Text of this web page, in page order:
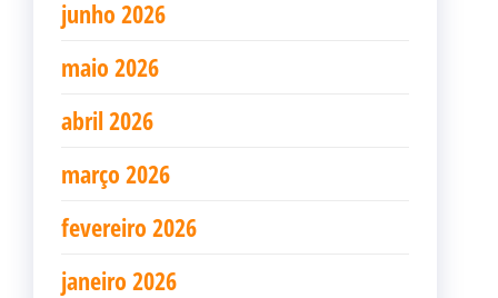
junho 2026
maio 2026
abril 2026
março 2026
fevereiro 2026
janeiro 2026